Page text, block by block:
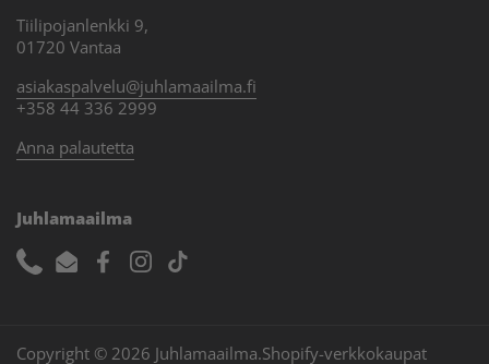
Tiilipojanlenkki 9,
01720 Vantaa
asiakaspalvelu@juhlamaailma.fi
+358 44 336 2999
Anna palautetta
Juhlamaailma
PhoneEmailFacebook
Instagram
TikTok
Copyright © 2026 Juhlamaailma.Shopify-verkkokaupat